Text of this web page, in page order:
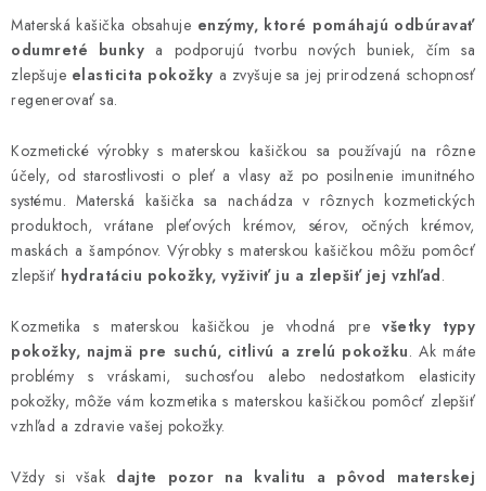
a
c
i
e
p
r
v
k
y
v
ý
p
i
s
u
Materská kašička obsahuje enzýmy, ktoré pomáhajú odbúravať
odumreté bunky a podporujú tvorbu nových buniek, čím sa
zlepšuje elasticita pokožky a zvyšuje sa jej prirodzená schopnosť
regenerovať sa.
Kozmetické výrobky s materskou kašičkou sa používajú na rôzne
účely, od starostlivosti o pleť a vlasy až po posilnenie imunitného
systému. Materská kašička sa nachádza v rôznych kozmetických
produktoch, vrátane pleťových krémov, sérov, očných krémov,
maskách a šampónov. Výrobky s materskou kašičkou môžu pomôcť
zlepšiť hydratáciu pokožky, vyživiť ju a zlepšiť jej vzhľad.
Kozmetika s materskou kašičkou je vhodná pre všetky typy
pokožky, najmä pre suchú, citlivú a zrelú pokožku. Ak máte
problémy s vráskami, suchosťou alebo nedostatkom elasticity
pokožky, môže vám kozmetika s materskou kašičkou pomôcť zlepšiť
vzhľad a zdravie vašej pokožky.
Vždy si však dajte pozor na kvalitu a pôvod materskej